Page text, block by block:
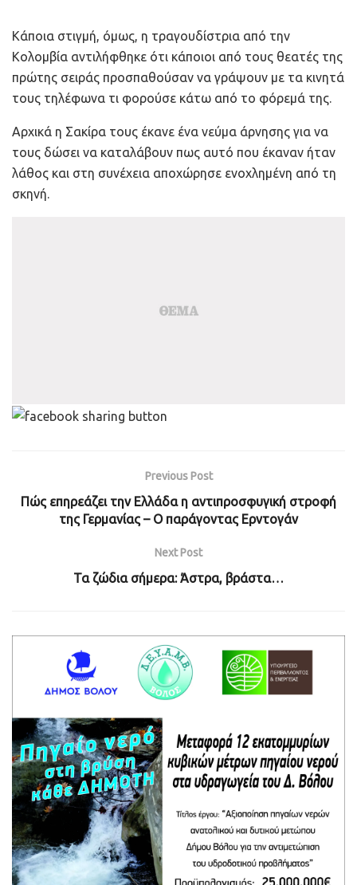
Κάποια στιγμή, όμως, η τραγουδίστρια από την
Κολομβία αντιλήφθηκε ότι κάποιοι από τους θεατές της
πρώτης σειράς προσπαθούσαν να γράψουν με τα κινητά
τους τηλέφωνα τι φορούσε κάτω από το φόρεμά της.
Αρχικά η Σακίρα τους έκανε ένα νεύμα άρνησης για να
τους δώσει να καταλάβουν πως αυτό που έκαναν ήταν
λάθος και στη συνέχεια αποχώρησε ενοχλημένη από τη
σκηνή.
Previous Post
Πώς επηρεάζει την Ελλάδα η αντιπροσφυγική στροφή
της Γερμανίας – Ο παράγοντας Ερντογάν
Next Post
Τα ζώδια σήμερα: Άστρα, βράστα…